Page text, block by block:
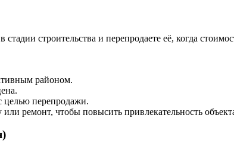
строительства и перепродаете её, когда
районом.
целью перепродажи.
ремонт, чтобы повысить привлекательность